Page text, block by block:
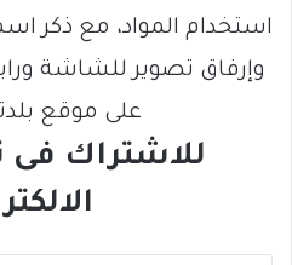
استخدام المواد، مع ذكر
وإرفاق تصوير للشاشة
على موقع
للاشتراك فى